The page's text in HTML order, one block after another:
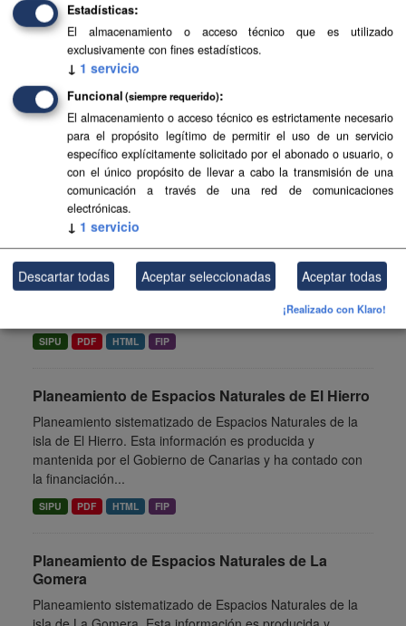
Planeamiento de Espacios Naturales de
Lanzarote
Planeamiento sistematizado de Espacios Naturales de la
isla de Lanzarote. Esta información es producida y
mantenida por el Gobierno de Canarias y ha contado con
la financiación...
PDF HTML FIP
Planeamiento de Espacios Naturales de
Fuerteventura
Planeamiento sistematizado de Espacios Naturales de la
isla de Fuerteventura. Esta información es producida y
mantenida por el Gobierno de Canarias y ha contado con
SIPU PDF HTML FIP
Planeamiento de Espacios Naturales de El Hierro
Planeamiento sistematizado de Espacios Naturales de la
isla de El Hierro. Esta información es producida y
mantenida por el Gobierno de Canarias y ha contado con
la financiación...
SIPU PDF HTML FIP
Planeamiento de Espacios Naturales de La
Gomera
Planeamiento sistematizado de Espacios Naturales de la
Estadísticas
El almacenamiento o acceso técnico que es utilizado
exclusivamente con fines estadísticos.
↓ 1 servicio
Funcional (siempre requerido)
El almacenamiento o acceso técnico es estrictamente necesario
para el propósito legítimo de permitir el uso de un servicio
específico explícitamente solicitado por el abonado o usuario, o
con el único propósito de llevar a cabo la transmisión de una
comunicación a través de una red de comunicaciones
electrónicas.
↓ 1 servicio
Descartar todas Aceptar seleccionadas Aceptar todas
¡Realizado con Klaro!